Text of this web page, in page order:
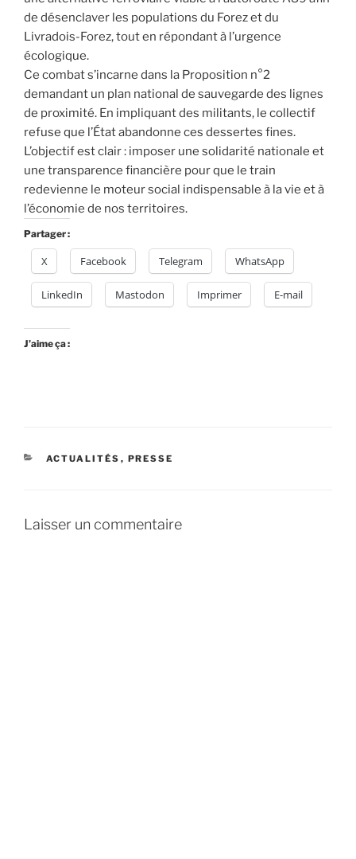
de désenclaver les populations du Forez et du
Livradois-Forez, tout en répondant à l’urgence
écologique.
Ce combat s’incarne dans la Proposition n°2
demandant un plan national de sauvegarde des lignes
de proximité. En impliquant des militants, le collectif
refuse que l’État abandonne ces dessertes fines.
L’objectif est clair : imposer une solidarité nationale et
une transparence financière pour que le train
redevienne le moteur social indispensable à la vie et à
l’économie de nos territoires.
Partager :
X Facebook Telegram WhatsApp
LinkedIn Mastodon Imprimer E-mail
J’aime ça :
CATÉGORIES
ACTUALITÉS , PRESSE
Laisser un commentaire